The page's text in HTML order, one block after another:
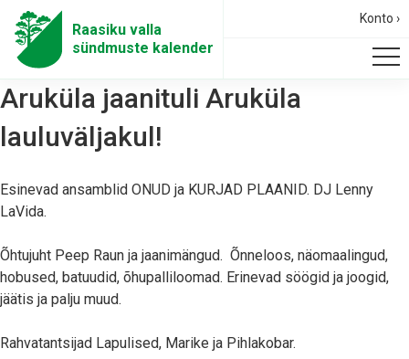
Raasiku valla
sündmuste kalender
Konto ›
Aruküla jaanituli Aruküla
lauluväljakul!
Esinevad ansamblid ONUD ja KURJAD PLAANID. DJ Lenny
LaVida.
Õhtujuht Peep Raun ja jaanimängud. Õnneloos, näomaalingud,
hobused, batuudid, õhupalliloomad. Erinevad söögid ja joogid,
jäätis ja palju muud.
Rahvatantsijad Lapulised, Marike ja Pihlakobar.